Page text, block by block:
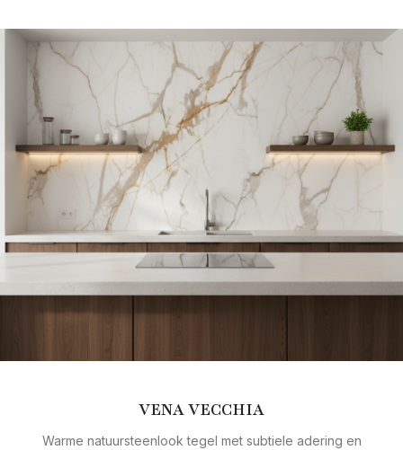
VENA VECCHIA
Warme natuursteenlook tegel met subtiele adering en